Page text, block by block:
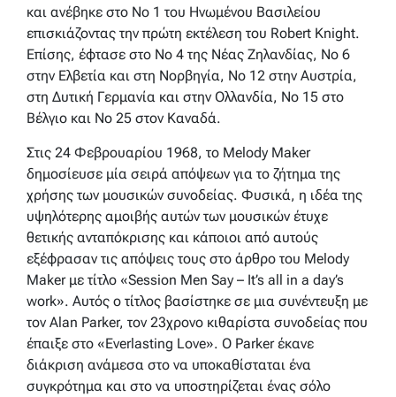
και ανέβηκε στο No 1 του Ηνωμένου Βασιλείου
επισκιάζοντας την πρώτη εκτέλεση του Robert Knight.
Επίσης, έφτασε στο No 4 της Νέας Ζηλανδίας, No 6
στην Ελβετία και στη Νορβηγία, No 12 στην Αυστρία,
στη Δυτική Γερμανία και στην Ολλανδία, No 15 στο
Βέλγιο και No 25 στον Καναδά.
Στις 24 Φεβρουαρίου 1968, το Melody Maker
δημοσίευσε μία σειρά απόψεων για το ζήτημα της
χρήσης των μουσικών συνοδείας. Φυσικά, η ιδέα της
υψηλότερης αμοιβής αυτών των μουσικών έτυχε
θετικής ανταπόκρισης και κάποιοι από αυτούς
εξέφρασαν τις απόψεις τους στο άρθρο του Melody
Maker με τίτλο «Session Men Say – It’s all in a day’s
work». Αυτός ο τίτλος βασίστηκε σε μια συνέντευξη με
τον Alan Parker, τον 23χρονο κιθαρίστα συνοδείας που
έπαιξε στο «Everlasting Love». Ο Parker έκανε
διάκριση ανάμεσα στο να υποκαθίσταται ένα
συγκρότημα και στο να υποστηρίζεται ένας σόλο